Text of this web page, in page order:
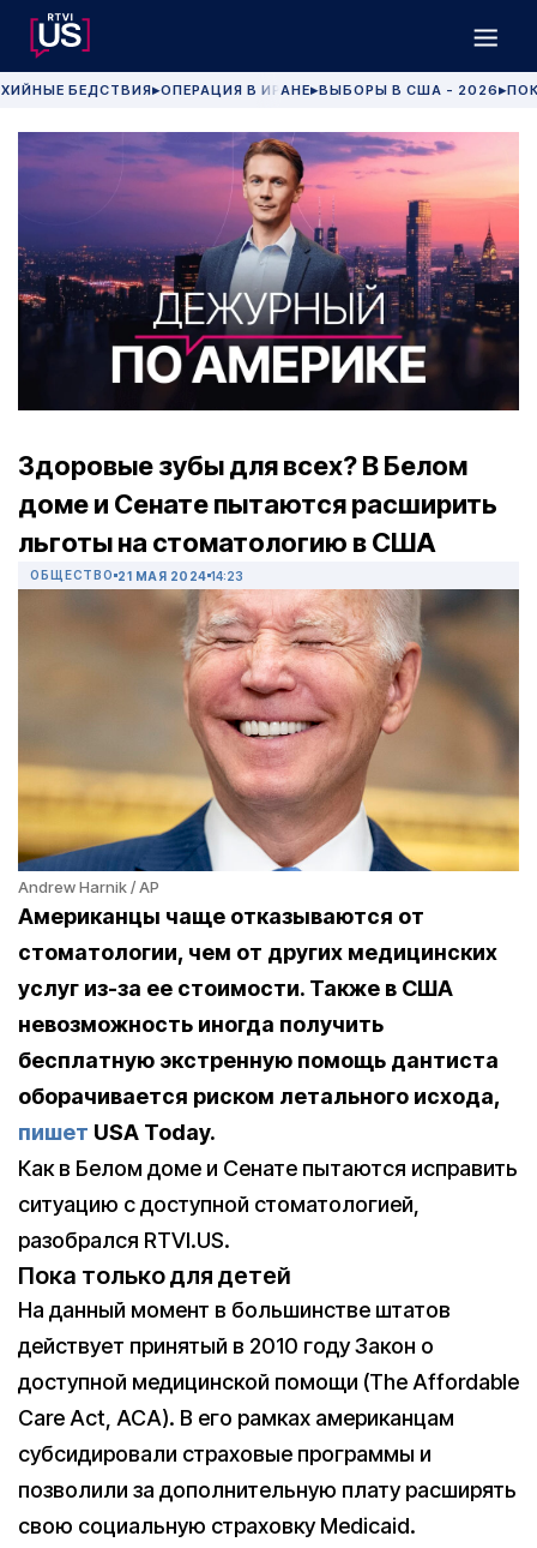
БЕДСТВИЯ▶ОПЕРАЦИЯ В ИРАНЕ▶ВЫБОРЫ В США - 2026 ▶
Здоровые зубы для всех? В Белом
доме и Сенате пытаются расширить
льготы на стоматологию в США
ОБЩЕСТВО 21 МАЯ 2024 14:23
Andrew Harnik / AP
Американцы чаще отказываются от
стоматологии, чем от других медицинских
услуг из-за ее стоимости. Также в США
невозможность иногда получить
бесплатную экстренную помощь дантиста
оборачивается риском летального исхода,
пишет USA Today.
Как в Белом доме и Сенате пытаются исправить
ситуацию с доступной стоматологией,
разобрался RTVI.US.
Пока только для детей
На данный момент в большинстве штатов
действует принятый в 2010 году Закон о
доступной медицинской помощи (The Affordable
Care Act, ACA). В его рамках американцам
субсидировали страховые программы и
позволили за дополнительную плату расширять
свою социальную страховку Medicaid.